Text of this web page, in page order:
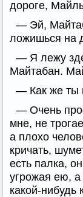
дороге,
— Эй,
ложишься на
— Я лежу
Майтабан.
— Как же ты
— Очень
мне, не
а плохо
кричать,
есть палка,
угрожая ею, а
какой-нибудь